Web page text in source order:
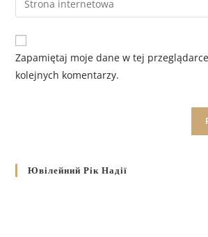
Zapamiętaj moje dane w tej
kolejnych komentarzy.
Ювілейний Рік Надії